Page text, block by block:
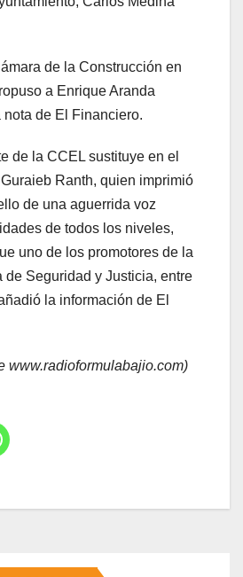
de la Construcción en
a Enrique Aranda
de El Financiero.
de la CCEL sustituye en el
Ranth, quien imprimió
de una aguerrida voz
de todos los niveles,
uno de los promotores de la
de Seguridad y Justicia, entre
la información de El
www.radioformulabajio.com)